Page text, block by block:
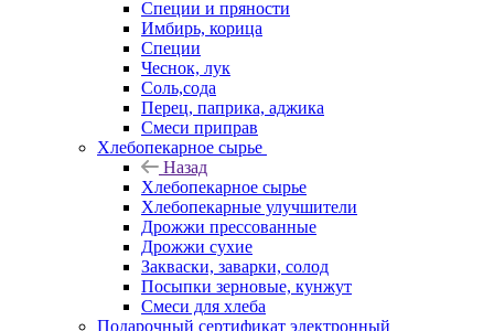
Специи и пряности
Имбирь, корица
Специи
Чеснок, лук
Соль,сода
Перец, паприка, аджика
Смеси приправ
Хлебопекарное сырье
Назад
Хлебопекарное сырье
Хлебопекарные улучшители
Дрожжи прессованные
Дрожжи сухие
Закваски, заварки, солод
Посыпки зерновые, кунжут
Смеси для хлеба
Подарочный сертификат электронный